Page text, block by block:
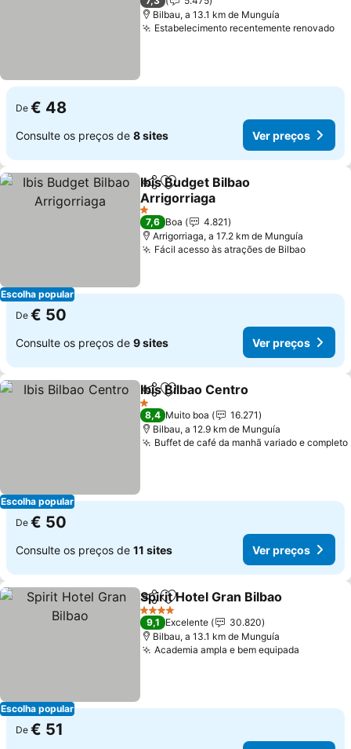
Bilbau, a 13.1 km de Munguía
Estabelecimento recentemente renovado
De € 48
Consulte os preços de 8 sites Ver preços
Escolha popular
PartilharAdicionar aos favoritos
Ibis Budget Bilbao
Arrigorriaga
Ver preços
1 Estrelas
7,6 Boa
4.821
Arrigorriaga, a 17.2 km de Munguía
Fácil acesso às atrações de BilbaoVer
De € 50
Consulte os preços de 9 sites Ver preços
Escolha popular
PartilharAdicionar aos favoritos
Ibis Bilbao Centro
1 Estrelas
8,4 Muito boa
16.271
Bilbau, a 12.9 km de Munguía
Buffet de café da manhã variado e completo
De € 50
Consulte os preços de 11 sites Ver preços
Escolha popular
PartilharAdicionar aos favoritos
Spirit Hotel Gran Bilbao
4 Estrelas
9,1 Excelente
30.820
Bilbau, a 13.1 km de Munguía
Academia ampla e bem equipada
De € 51